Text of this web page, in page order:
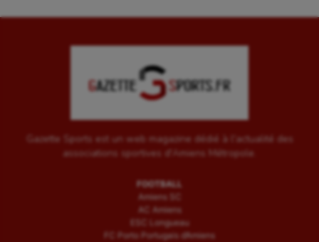
Gazette Sports est un web magazine dédié à l'actualité des
associations sportives d'Amiens Métropole.
FOOTBALL
Amiens SC
AC Amiens
ESC Longueau
FC Porto Portugais d’Amiens